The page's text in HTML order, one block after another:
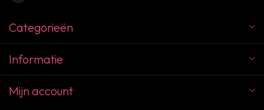
Categorieën
Informatie
Mijn account